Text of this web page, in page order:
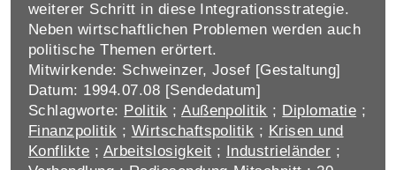
weiterer Schritt in diese Integrationsstrategie.
Neben wirtschaftlichen Problemen werden auch
politische Themen erörtert.
Mitwirkende: Schweinzer, Josef [Gestaltung]
Datum: 1994.07.08 [Sendedatum]
Schlagworte: Politik ;Außenpolitik ; Diplomatie ;
Finanzpolitik ; Wirtschaftspolitik ; Krisen und
Konflikte ; Arbeitslosigkeit ; Industrieländer ;